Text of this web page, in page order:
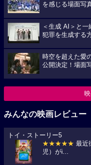
を感じる場面写
＜生成 AI＞と
犯罪を生成する
時空を超えた愛
公開決定！場面
みんなの映画レビュー
トイ・ストーリー5
★★★★★ 最近
児）がi...